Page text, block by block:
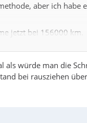
aber ich habe
jetzt bei 156000 km.
Methode machen.
als würde man die
bei rausziehen